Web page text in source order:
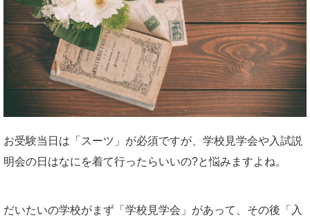
お受験当日は「スーツ」が必須ですが、学校見学会や入試説
明会の日はなにを着て行ったらいいの?と悩みますよね。
だいたいの学校がまず「学校見学会」があって、その後「入